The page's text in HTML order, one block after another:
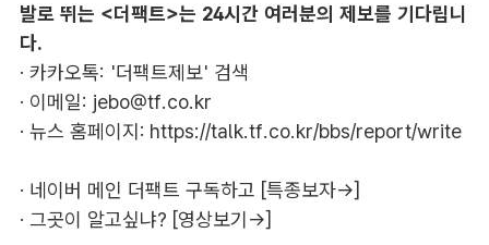
발로 뛰는 <더팩트>는 24시간 여러분의 제보를 기다립니
다.
· 카카오톡: '더팩트제보' 검색
· 이메일: jebo@tf.co.kr
· 뉴스 홈페이지: https://talk.tf.co.kr/bbs/report/write
· 네이버 메인 더팩트 구독하고 [특종보자→]
· 그곳이 알고싶냐? [영상보기→]